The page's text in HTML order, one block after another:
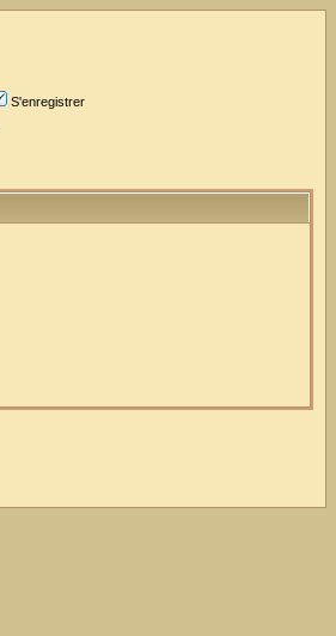
S'enregistrer